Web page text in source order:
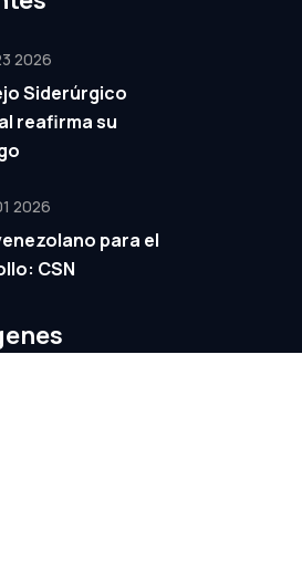
2026
Siderúrgico
reafirma su
2026
para el
CSN